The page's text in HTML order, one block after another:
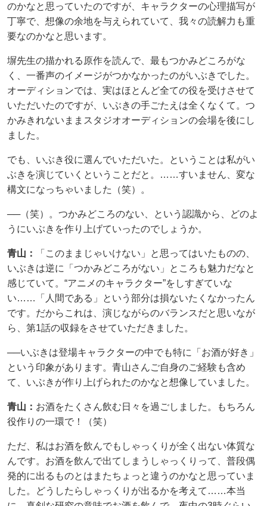
のかなと思っていたのですが、キャラクターの心理描写が
丁寧で、想像の余地を与えられていて、我々の読解力も重
要なのかなと思います。
塀先生の描かれる原作を読んで、最もつかみどころがな
く、一番声のイメージがつかなかったのがいぶきでした。
オーディションでは、実はほとんど全ての役を受けさせて
いただいたのですが、いぶきの手ごたえは全くなくて。つ
かみきれないままスタジオオーディションの会場を後にし
ました。
でも、いぶき役に選んでいただいた。ということは私がい
ぶきを演じていくということだと。……すいません、変な
構文になっちゃいました（笑）。
──（笑）。つかみどころのない、という認識から、どのよ
うにいぶきを作り上げていったのでしょうか。
青山：
「このままじゃいけない」と思ってはいたものの、
いぶきは逆に「つかみどころがない」ところも魅力だなと
感じていて。“アニメのキャラクター”をしすぎていな
い……「人間である」という部分は損ないたくなかったん
です。だからこれは、演じながらのバランスだと思いなが
ら、第1話の収録をさせていただきました。
──いぶきは登場キャラクターの中でも特に「お酒が好き」
という印象があります。青山さんご自身のご経験も含め
て、いぶきが作り上げられたのかなと想像していました。
青山： お酒をたくさん飲む日々を過ごしました。もちろん
役作りの一環で！（笑）
ただ、私はお酒を飲んでもしゃっくりが全く出ない体質な
んです。お酒を飲んで出てしまうしゃっくりって、普段偶
発的に出るものとはまたちょっと違うのかなと思っていま
した。どうしたらしゃっくりが出るかを考えて……本当